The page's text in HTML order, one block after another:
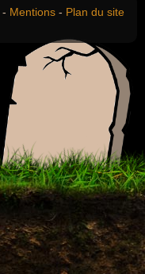
- Mentions - Plan du site